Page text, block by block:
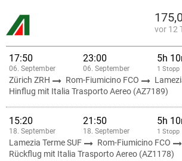
vor 12
17:50
06. September
23:00
06. September
5h
1 Stopp
Zürich ZRH Rom-Fiumicino FCO
Hinflug mit Italia Trasporto Aereo (AZ7189)
15:20
18. September
21:50
18. September
5h
1 Stopp
Lamezia Terme SUF Rom-Fiumicino FCO
Rückflug mit Italia Trasporto Aereo (AZ1178)